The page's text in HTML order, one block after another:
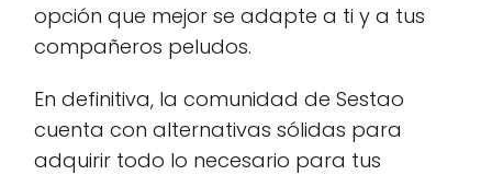
opción que mejor se adapte a ti y a tus
compañeros peludos.
En definitiva, la comunidad de Sestao
cuenta con alternativas sólidas para
adquirir todo lo necesario para tus